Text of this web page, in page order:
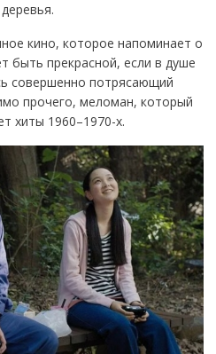
кино, которое напоминает о
быть прекрасной, если в душе
совершенно потрясающий
прочего, меломан, который
хиты 1960–1970-х.